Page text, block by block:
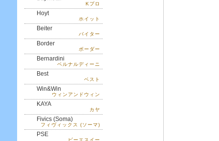
Kプロ
Hoyt
ホイット
Beiter
バイター
Border
ボーダー
Bernardini
ベルナルディーニ
Best
ベスト
Win&Win
ウィンアンドウィン
KAYA
カヤ
Fivics (Soma)
フィヴィックス (ソーマ)
PSE
ピーエスイー